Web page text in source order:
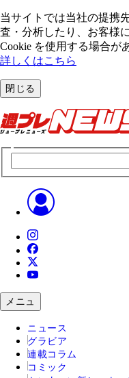
当サイトでは当社の提携
査・分析したり、お客様
Cookie を使⽤する場合が
詳しくはこちら
閉じる
メニュ
ニュース
グラビア
連載コラム
コミック